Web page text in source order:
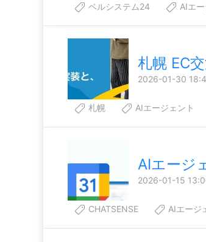
ベルシステム24 AIエ
札幌 EC
2026-01-30
札幌 AIエージェント
AIエージ
2026-01-15
CHATSENSE AIエージ